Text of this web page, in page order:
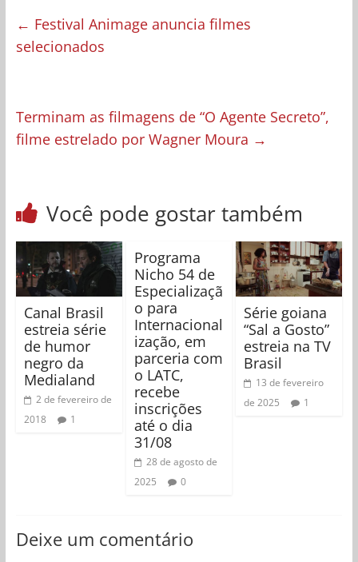
← Festival Animage anuncia filmes
selecionados
Terminam as filmagens de “O Agente Secreto”,
filme estrelado por Wagner Moura →
Você pode gostar também
Canal Brasil
estreia série
de humor
negro da
Medialand
2 de fevereiro de
2018
1
Programa
Nicho 54 de
Especializaçã
o para
Internacional
ização, em
parceria com
o LATC,
recebe
inscrições
até o dia
31/08
28 de agosto de
2025
0
Série goiana
“Sal a Gosto”
estreia na TV
Brasil
13 de fevereiro
de 2025
1
Deixe um comentário